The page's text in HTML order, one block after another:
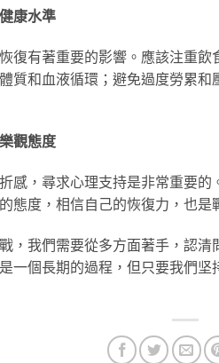
康水準
復有著重要的影響。應該注重
質和血液循環；避免過度勞累
觀態度
感，尋求心理支持是非常重要
態度，相信自己的恢復力，也是
，我們需要從多方面著手，認
一個長期的過程，但只要我們